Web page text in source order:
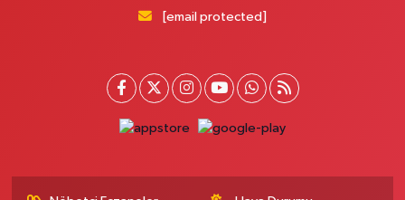
Osmaniye Mahallesi Adalet Sokak 6 Osmaniye Minibüs Durakları
Meydanı, Çarşı girişi,Tarihi Kayıkçıoğlu Fırını karşısı
[email protected]